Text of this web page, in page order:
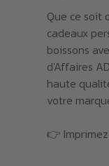
Que ce soit
cadeaux
boissons
d'Affaires
haute
votre
👉